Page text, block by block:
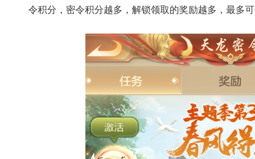
令积分，密令积分越多，解锁领取的奖励越多，最多